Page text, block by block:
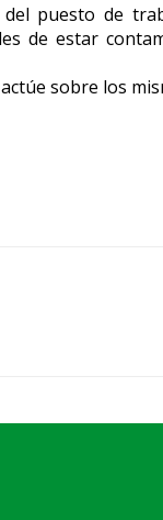
puesto de
de estar
sobre los